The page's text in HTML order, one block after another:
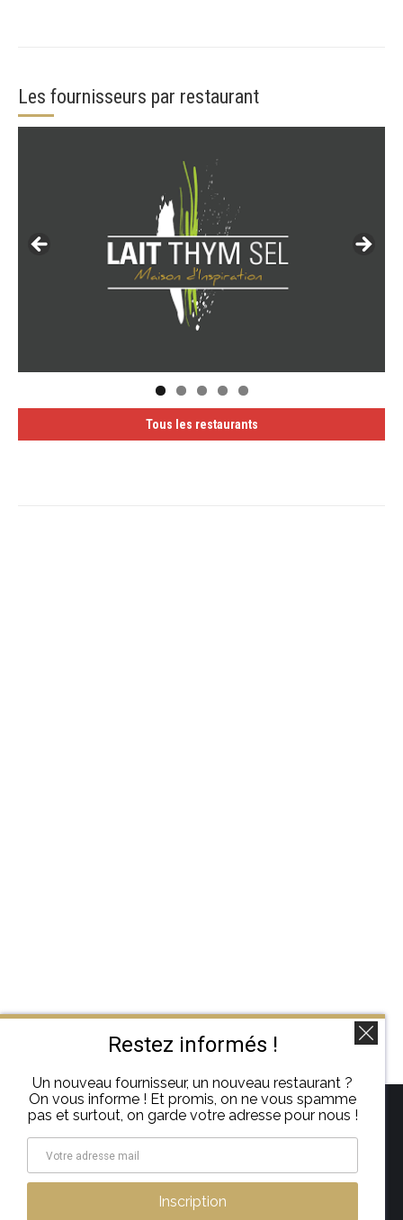
Les fournisseurs par restaurant
Tous les restaurants
Trouvez nous sur :
page
Instagram
Mentions légales
Restez informés !
Un nouveau fournisseur, un nouveau restaurant ?
On vous informe ! Et promis, on ne vous spamme
pas et surtout, on garde votre adresse pour nous !
Inscription